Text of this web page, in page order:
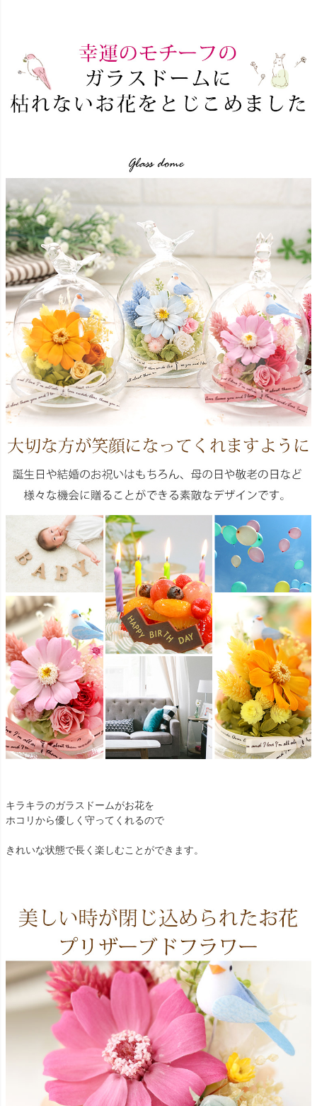
キラキラのガラスドームがお花を
ホコリから優しく守ってくれるので
きれいな状態で長く楽しむことができます。